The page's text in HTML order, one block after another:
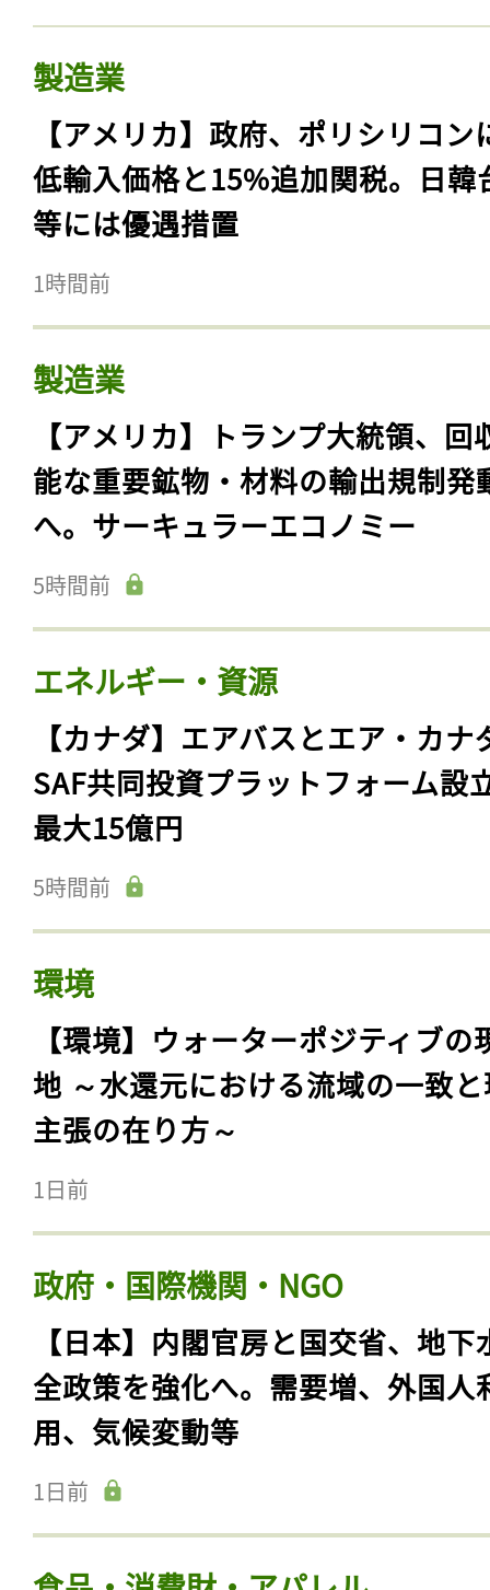
製造業
【アメリカ】政府、ポリシリコン
低輸入価格と15%追加関税。日韓
等には優遇措置
1時間前
製造業
【アメリカ】トランプ大統領、回
能な重要鉱物・材料の輸出規制発
へ。サーキュラーエコノミー
5時間前
エネルギー・資源
【カナダ】エアバスとエア・カナ
SAF共同投資プラットフォーム設
最大15億円
5時間前
環境
【環境】ウォーターポジティブの
地 ～水還元における流域の一致
主張の在り方～
1日前
政府・国際機関・NGO
【日本】内閣官房と国交省、地下
全政策を強化へ。需要増、外国人
用、気候変動等
1日前